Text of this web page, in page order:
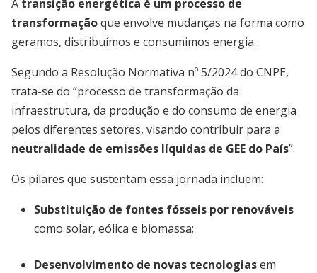
A transição energética é um processo de
transformaçãoque envolve mudanças na forma como
geramos, distribuímos e consumimos energia.
Segundo a Resolução Normativa nº 5/2024 do CNPE,
trata-se do “processo de transformação da
infraestrutura, da produção e do consumo de energia
pelos diferentes setores, visando contribuir para a
neutralidade de emissões líquidas de GEE do País”.
Os pilares que sustentam essa jornada incluem:
Substituição de fontes fósseis por renováveis
como solar, eólica e biomassa;
Desenvolvimento de novas tecnologiasem